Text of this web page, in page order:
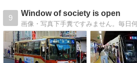
9
Window of society is open